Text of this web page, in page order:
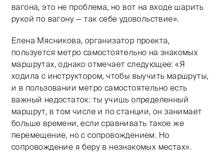
вагона, это не проблема, но вот на входе шарить
рукой по вагону — так себе удовольствие».
Елена Мясникова, организатор проекта,
пользуется метро самостоятельно на знакомых
маршрутах, однако отмечает следующее: «Я
ходила с инструктором, чтобы выучить маршруты,
и в пользовании метро самостоятельно есть
важный недостаток: ты учишь определенный
маршрут, в том числе и по станции, он занимает
больше времени, если сравнивать такое же
перемещение, но с сопровождением. Но
сопровождение я беру в незнакомых местах».